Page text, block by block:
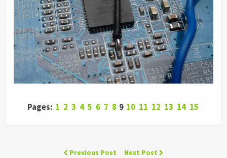
Pages: 1 2 3 4 5 6 7 8 9 10 11 12 13 14 15
Previous Post Next Post